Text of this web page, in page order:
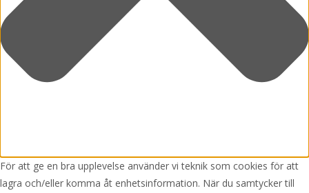
För att ge en bra upplevelse använder vi teknik som cookies för att
lagra och/eller komma åt enhetsinformation. När du samtycker till